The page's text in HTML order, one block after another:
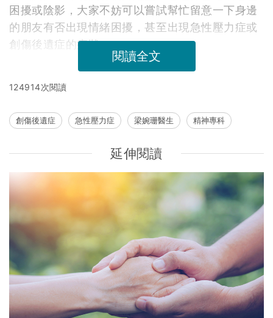
困擾或陰影，大家不妨可以嘗試幫忙留意一下身邊
的朋友有否出現情緒困擾，甚至出現急性壓力症或
創傷後遺症的症狀。
閱讀全文
124914次閱讀
創傷後遺症 急性壓力症 梁婉珊醫生 精神專科
延伸閱讀